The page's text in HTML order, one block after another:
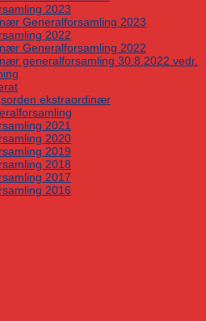
2023
Generalforsamling 2023
2022
Generalforsamling 2022
generalforsamling 30.8.2022 vedr.
ekstraordinær
2021
2020
2019
2018
2017
2016